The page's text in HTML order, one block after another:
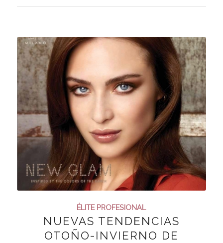
ÉLITE PROFESIONAL
NUEVAS TENDENCIAS
OTOÑO-INVIERNO DE